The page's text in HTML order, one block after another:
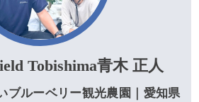
Tobishima青木 正人
ブルーベリー観光農園｜愛知県